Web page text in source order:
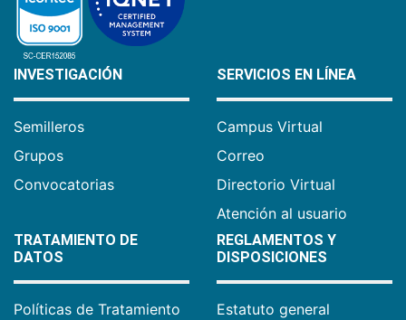
INVESTIGACIÓN
Semilleros
Grupos
Convocatorias
SERVICIOS EN LÍNEA
Campus Virtual
Correo
Directorio Virtual
Atención al usuario
TRATAMIENTO DE
DATOS
Políticas de Tratamiento
REGLAMENTOS Y
DISPOSICIONES
Estatuto general